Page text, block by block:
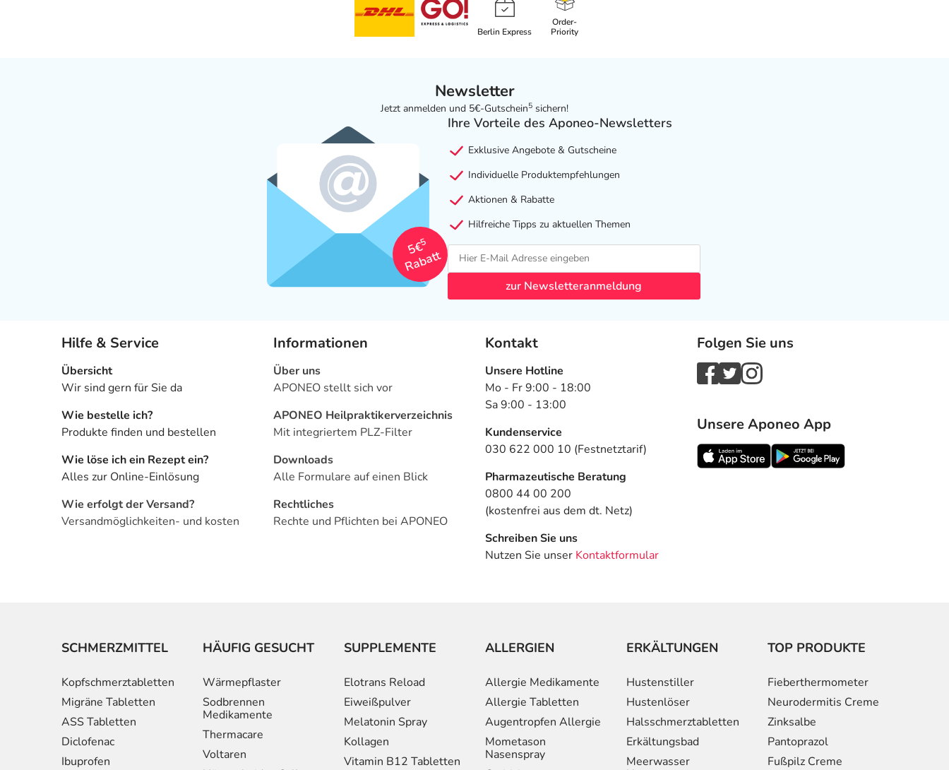
Berlin Express
Order-
Priority
Newsletter
Jetzt anmelden und 5€-Gutschein5 sichern!
5€
5
Rabatt
Ihre Vorteile des Aponeo-Newsletters
Exklusive Angebote & Gutscheine
Individuelle Produktempfehlungen
Aktionen & Rabatte
Hilfreiche Tipps zu aktuellen Themen
zur Newsletteranmeldung
Hilfe & Service
Übersicht
Wir sind gern für Sie da
Wie bestelle ich?
Produkte finden und bestellen
Wie löse ich ein Rezept ein?
Alles zur Online-Einlösung
Wie erfolgt der Versand?
Versandmöglichkeiten- und kosten
Informationen
Über uns
APONEO stellt sich vor
APONEO Heilpraktikerverzeichnis
Mit integriertem PLZ-Filter
Downloads
Alle Formulare auf einen Blick
Rechtliches
Rechte und Pflichten bei APONEO
Kontakt
Unsere Hotline
Mo - Fr 9:00 - 18:00
Sa 9:00 - 13:00
Kundenservice
030 622 000 10 (Festnetztarif)
Pharmazeutische Beratung
0800 44 00 200
(kostenfrei aus dem dt. Netz)
Schreiben Sie uns
Nutzen Sie unser Kontaktformular
Folgen Sie uns
Unsere Aponeo App
SCHMERZMITTEL
Kopfschmerztabletten
Migräne Tabletten
ASS Tabletten
Diclofenac
Ibuprofen
HÄUFIG GESUCHT
Wärmepflaster
Sodbrennen
Medikamente
Thermacare
Voltaren
SUPPLEMENTE
Elotrans Reload
Eiweißpulver
Melatonin Spray
Kollagen
Vitamin B12 Tabletten
ALLERGIEN
Allergie Medikamente
Allergie Tabletten
Augentropfen Allergie
Mometason
Nasenspray
ERKÄLTUNGEN
Hustenstiller
Hustenlöser
Halsschmerztabletten
Erkältungsbad
Meerwasser
TOP PRODUKTE
Fieberthermometer
Neurodermitis Creme
Zinksalbe
Pantoprazol
Fußpilz Creme